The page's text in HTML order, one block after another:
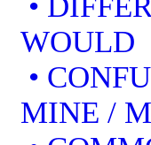
WOULD
•
MINE /